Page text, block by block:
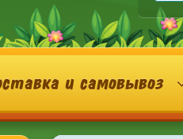
и самовывоз